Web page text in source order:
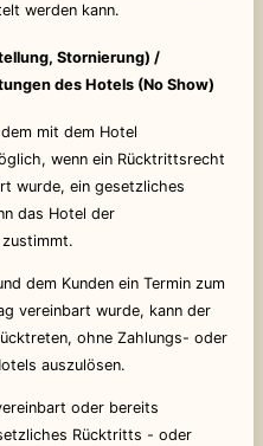
werden kann.
Stornierung) /
des Hotels (No Show)
mit dem Hotel
wenn ein Rücktrittsrecht
wurde, ein gesetzliches
das Hotel der
dem Kunden ein Termin zum
vereinbart wurde, kann der
ohne Zahlungs- oder
auszulösen.
oder bereits
Rücktritts - oder